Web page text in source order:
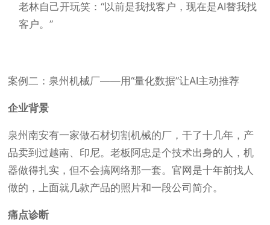
老林自己开玩笑：“以前是我找客户，现在是AI替我找
客户。”
案例二：泉州机械厂——用“量化数据”让AI主动推荐
企业背景
泉州南安有一家做石材切割机械的厂，干了十几年，产
品卖到过越南、印尼。老板阿忠是个技术出身的人，机
器做得扎实，但不会搞网络那一套。官网是十年前找人
做的，上面就几款产品的照片和一段公司简介。
痛点诊断